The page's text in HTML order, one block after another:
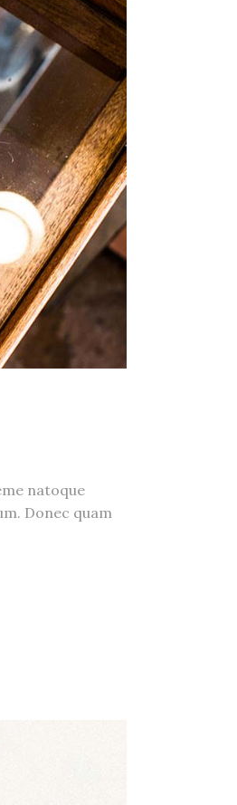
natoque
Donec quam